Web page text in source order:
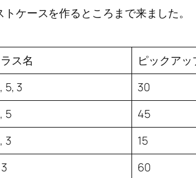
ケースを作るところまで来ました。
ス名 ピックア
5, 3 30
5 45
3 15
60